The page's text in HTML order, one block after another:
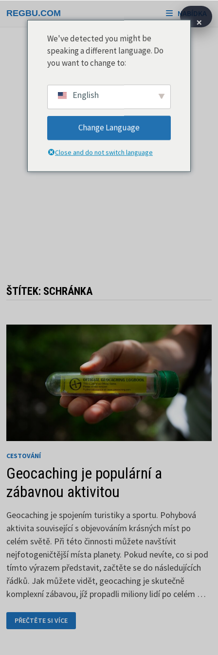
na
REGBU.COM NABÍDKA
ŠTÍTEK: SCHRÁNKA
CESTOVÁNÍ
Geocaching je populární a
zábavnou aktivitou
Geocaching je spojením turistiky a sportu. Pohybová
aktivita související s objevováním krásných míst po
celém světě. Při této činnosti můžete navštívit
nejfotogeničtější místa planety. Pokud nevíte, co si pod
tímto výrazem představit, začtěte se do následujících
řádků. Jak můžete vidět, geocaching je skutečně
komplexní zábavou, jíž propadli miliony lidí po celém …
GEOCACHING
JE
POPULÁRNÍ
PŘEČTĚTE SI VÍCE
×
We've detected you might be
speaking a different language. Do
you want to change to:
English
Change Language
Close and do not switch language